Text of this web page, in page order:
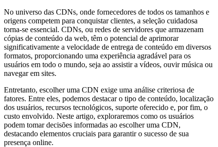
No universo das CDNs, onde fornecedores de todos os tamanhos e
origens competem para conquistar clientes, a seleção cuidadosa
torna-se essencial. CDNs, ou redes de servidores que armazenam
cópias de conteúdo da web, têm o potencial de aprimorar
significativamente a velocidade de entrega de conteúdo em diversos
formatos, proporcionando uma experiência agradável para os
usuários em todo o mundo, seja ao assistir a vídeos, ouvir música ou
navegar em sites.
Entretanto, escolher uma CDN exige uma análise criteriosa de
fatores. Entre eles, podemos destacar o tipo de conteúdo, localização
dos usuários, recursos tecnológicos, suporte oferecido e, por fim, o
custo envolvido. Neste artigo, exploraremos como os usuários
podem tomar decisões informadas ao escolher uma CDN,
destacando elementos cruciais para garantir o sucesso de sua
presença online.